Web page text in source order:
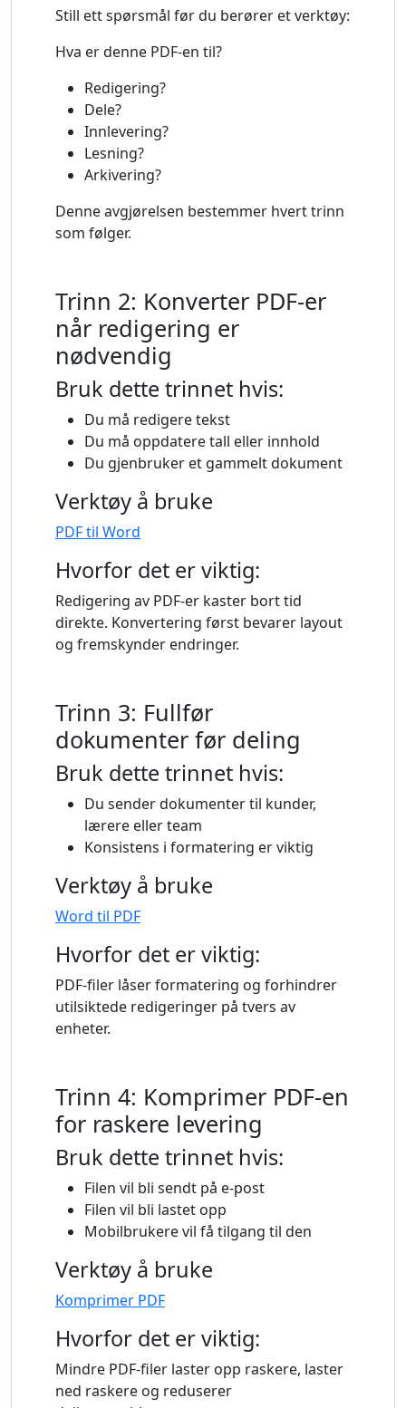
Still ett spørsmål før du berører et verktøy:
Hva er denne PDF-en til?
Redigering?
Dele?
Innlevering?
Lesning?
Arkivering?
Denne avgjørelsen bestemmer hvert trinn
som følger.
Trinn 2: Konverter PDF-er
når redigering er
nødvendig
Bruk dette trinnet hvis:
Du må redigere tekst
Du må oppdatere tall eller innhold
Du gjenbruker et gammelt dokument
Verktøy å bruke
PDF til Word
Hvorfor det er viktig:
Redigering av PDF-er kaster bort tid
direkte. Konvertering først bevarer layout
og fremskynder endringer.
Trinn 3: Fullfør
dokumenter før deling
Bruk dette trinnet hvis:
Du sender dokumenter til kunder,
lærere eller team
Konsistens i formatering er viktig
Verktøy å bruke
Word til PDF
Hvorfor det er viktig:
PDF-filer låser formatering og forhindrer
utilsiktede redigeringer på tvers av
enheter.
Trinn 4: Komprimer PDF-en
for raskere levering
Bruk dette trinnet hvis:
Filen vil bli sendt på e-post
Filen vil bli lastet opp
Mobilbrukere vil få tilgang til den
Verktøy å bruke
Komprimer PDF
Hvorfor det er viktig:
Mindre PDF-filer laster opp raskere, laster
ned raskere og reduserer